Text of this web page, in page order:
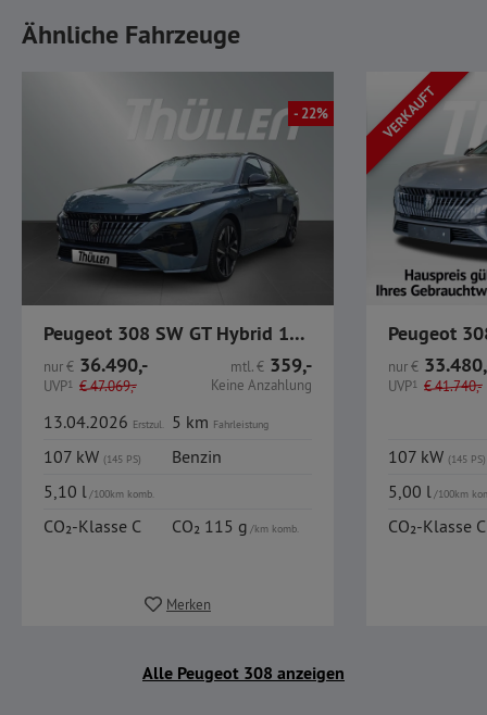
Ähnliche Fahrzeuge
- 22%
Peugeot 308 SW GT Hybrid 145 e-DSC6 / 360° K / Carplay /
nur€ 36.490,-
UVP1 €47.069,-
mtl.€ 359,-
Keine Anzahlung
13.04.2026 Erstzul. 5 km Fahrleistung
107 kW (145 PS)
Benzin
5,10 l/100km komb.
CO₂-Klasse C CO₂ 115 g/km komb.
Merken
VERKAUFT
nur€
UVP1 €41.740,-
107 kW (145 PS)
5,00 l/100km
CO₂-Klasse C
Alle Peugeot 308 anzeigen